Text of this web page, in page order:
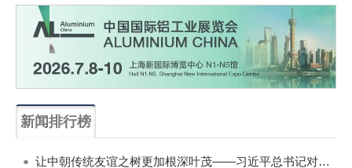
新闻排行榜
让中朝传统友谊之树更加根深叶茂——习近平总书记对朝鲜进行国事访问纪实